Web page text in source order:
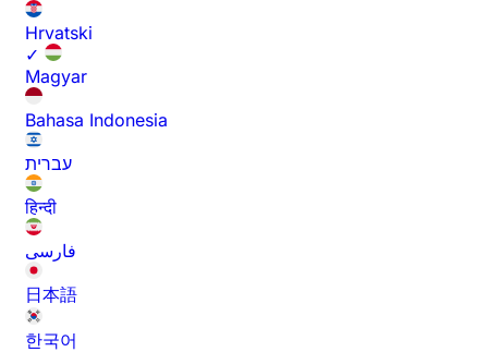
Hrvatski
✓
Magyar
Bahasa Indonesia
עברית
हिन्दी
فارسی
日本語
한국어